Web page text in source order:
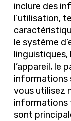
inclure des
l’utilisation,
le système
linguistiques,
l’appareil, le
informations
vous utilisez
informations
sont